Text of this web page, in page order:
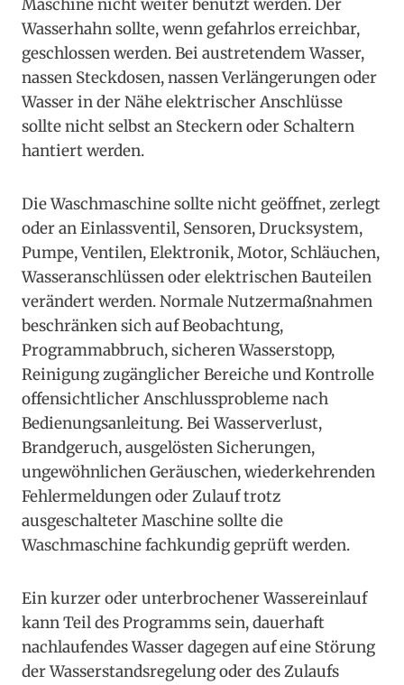
Maschine nicht weiter benutzt werden. Der
Wasserhahn sollte, wenn gefahrlos erreichbar,
geschlossen werden. Bei austretendem Wasser,
nassen Steckdosen, nassen Verlängerungen oder
Wasser in der Nähe elektrischer Anschlüsse
sollte nicht selbst an Steckern oder Schaltern
hantiert werden.
Die Waschmaschine sollte nicht geöffnet, zerlegt
oder an Einlassventil, Sensoren, Drucksystem,
Pumpe, Ventilen, Elektronik, Motor, Schläuchen,
Wasseranschlüssen oder elektrischen Bauteilen
verändert werden. Normale Nutzermaßnahmen
beschränken sich auf Beobachtung,
Programmabbruch, sicheren Wasserstopp,
Reinigung zugänglicher Bereiche und Kontrolle
offensichtlicher Anschlussprobleme nach
Bedienungsanleitung. Bei Wasserverlust,
Brandgeruch, ausgelösten Sicherungen,
ungewöhnlichen Geräuschen, wiederkehrenden
Fehlermeldungen oder Zulauf trotz
ausgeschalteter Maschine sollte die
Waschmaschine fachkundig geprüft werden.
Ein kurzer oder unterbrochener Wassereinlauf
kann Teil des Programms sein, dauerhaft
nachlaufendes Wasser dagegen auf eine Störung
der Wasserstandsregelung oder des Zulaufs